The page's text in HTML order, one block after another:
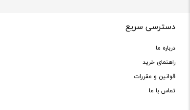
دسترسی سریع
درباره ما
راهنمای خرید
قوانین و مقررات
تماس با ما